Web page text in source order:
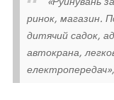
ринок, магазин.
дитячий садок,
автокрана,
електропередач»,